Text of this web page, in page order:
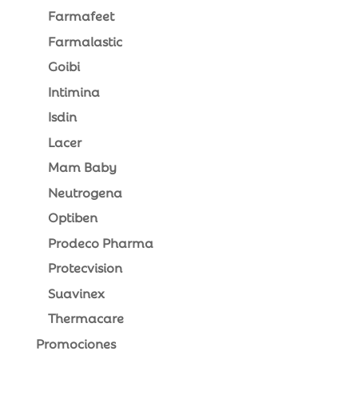
Farmafeet
Farmalastic
Goibi
Intimina
Isdin
Lacer
Mam Baby
Neutrogena
Optiben
Prodeco Pharma
Protecvision
Suavinex
Thermacare
Promociones